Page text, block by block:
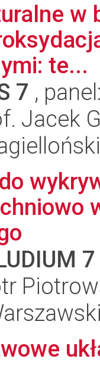
w
te...
7 ,
Jacek
7